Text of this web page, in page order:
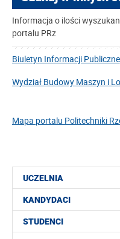
Informacja o ilości
portalu PRz
Biuletyn Informacji
Wydział Budowy Maszyn i
Mapa portalu Politechniki
UCZELNIA
KANDYDACI
STUDENCI